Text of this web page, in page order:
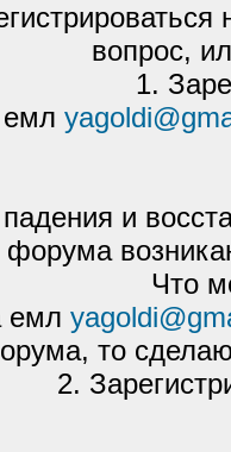
вопрос,
1.
и
форума
Что
емл
то
2.